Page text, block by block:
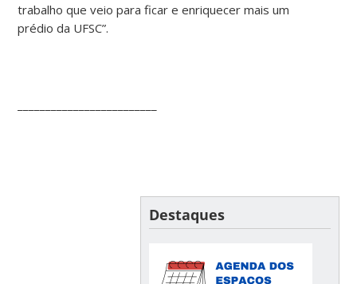
trabalho que veio para ficar e enriquecer mais um
prédio da UFSC”.
Destaques